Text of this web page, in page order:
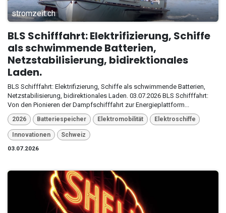
stromzeit.ch
BLS Schifffahrt: Elektrifizierung, Schiffe
als schwimmende Batterien,
Netzstabilisierung, bidirektionales
Laden.
BLS Schifffahrt: Elektrifizierung, Schiffe als schwimmende Batterien,
Netzstabilisierung, bidirektionales Laden. 03.07.2026 BLS Schifffahrt:
Von den Pionieren der Dampfschifffahrt zur Energieplattform...
2026 Batteriespeicher Elektromobilität Elektroschiffe
Innovationen
Schweiz
03.07.2026